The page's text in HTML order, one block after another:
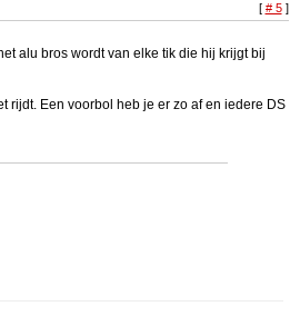
[ # 5]
alu bros wordt van elke tik die hij krijgt bij
rijdt. Een voorbol heb je er zo af en iedere DS